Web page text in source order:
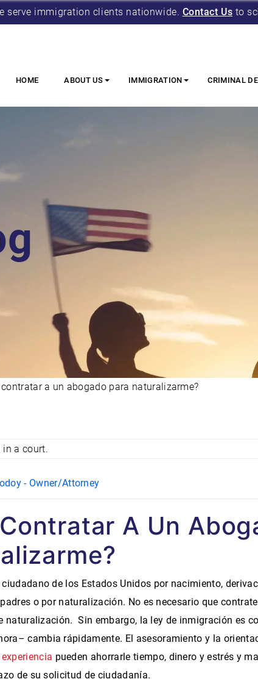
serve immigration clients nationwide. Contact Us to
HOME ABOUT US IMMIGRATION CRIMINAL
contratar a un abogado para naturalizarme?
- Owner/Attorney
A Un
de los Estados Unidos por nacimiento,
o por naturalización. No es necesario que
naturalización. Sin embargo, la ley de inmigración es
cambia rápidamente. El asesoramiento y la
pueden ahorrarle tiempo, dinero y estrés y
de su solicitud de ciudadanía.